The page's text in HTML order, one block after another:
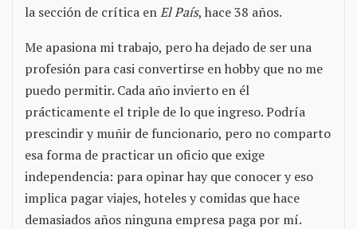
la sección de crítica enEl País, hace 38 años.
Me apasiona mi trabajo, pero ha dejado de ser una
profesión para casi convertirse en hobby que no me
puedo permitir. Cada año invierto en él
prácticamente el triple de lo que ingreso. Podría
prescindir y muñir de funcionario, pero no comparto
esa forma de practicar un oficio que exige
independencia: para opinar hay que conocer y eso
implica pagar viajes, hoteles y comidas que hace
demasiados años ninguna empresa paga por mí.